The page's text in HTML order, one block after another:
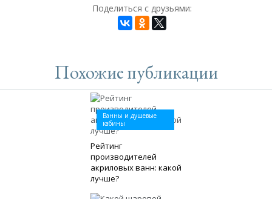
Поделиться с друзьями:
Похожие публикации
Ванны и душевые
кабины
Рейтинг
производителей
акриловых ванн: какой
лучше?